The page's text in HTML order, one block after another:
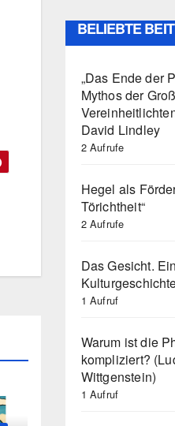
BELIEBTE
„Das Ende der
Mythos der
David Lindley
2 Aufrufe
Hegel als
Törichtheit“
2 Aufrufe
Das Gesicht.
1 Aufruf
Warum ist die
kompliziert?
Wittgenstein)
1 Aufruf